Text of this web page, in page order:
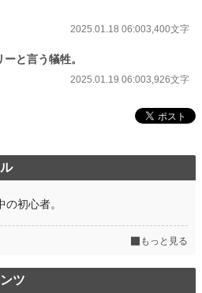
2025.01.18 06:003,400文字
と言う犠牲。
2025.01.19 06:003,926文字
初心者。
もっと見る
ツ